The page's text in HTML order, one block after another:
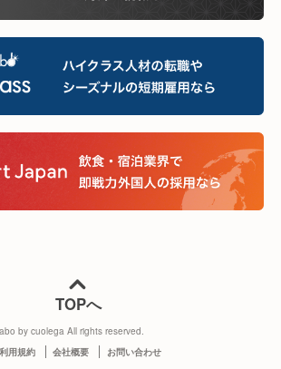
TOPへ
by cuolega All rights reserved.
利用規約 会社概要 お問い合わせ